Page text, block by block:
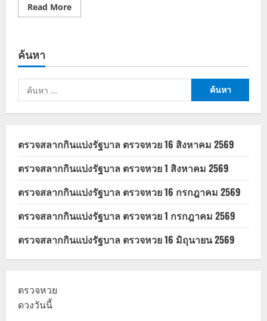
Read MoreRead
more
บาท
2
ผู้
อายุ
ขึ้น
ไป
ค้นหา
ค้นหา
สำหรับ:
ตรวจสลากกินแบ่งรัฐบาล ตรวจหวย 16 สิงหาคม 2569
ตรวจสลากกินแบ่งรัฐบาล ตรวจหวย 1 สิงหาคม 2569
ตรวจสลากกินแบ่งรัฐบาล ตรวจหวย 16 กรกฎาคม 2569
ตรวจสลากกินแบ่งรัฐบาล ตรวจหวย 1 กรกฎาคม 2569
ตรวจสลากกินแบ่งรัฐบาล ตรวจหวย 16 มิถุนายน 2569
ตรวจหวย
ดวงวันนี้